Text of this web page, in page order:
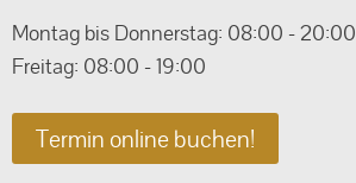
Montag bis Donnerstag: 08:00 - 20:00
Freitag: 08:00 - 19:00
Termin online buchen!